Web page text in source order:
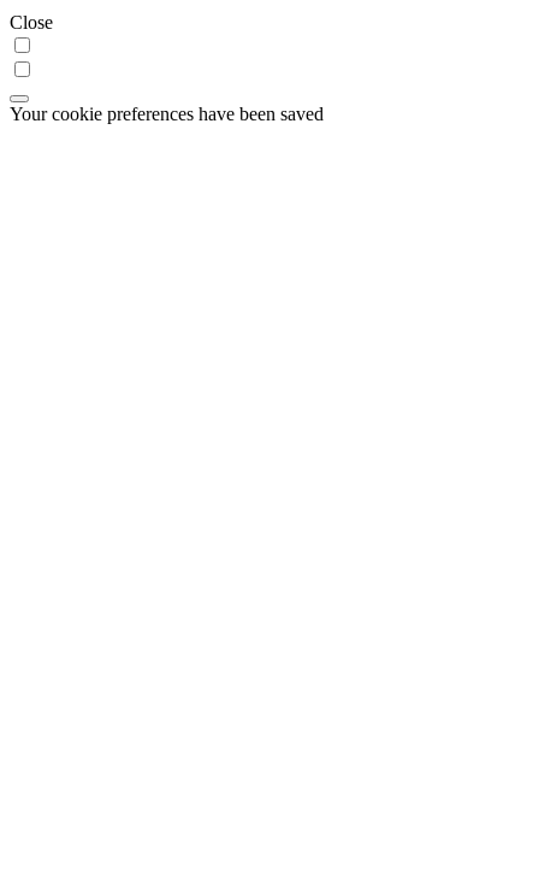
Close
Your cookie preferences have been saved